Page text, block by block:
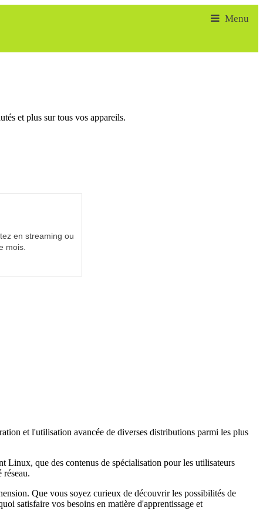
et plus sur tous vos appareils.
en streaming ou
mois.
et l'utilisation avancée de diverses distributions parmi les plus
Linux, que des contenus de spécialisation pour les utilisateurs
Que vous soyez curieux de découvrir les possibilités de
satisfaire vos besoins en matière d'apprentissage et